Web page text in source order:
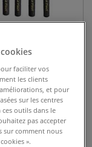
Vinci, Pointe
sabre, série
€
faciliter vos
les clients
et pour
sur les centres
ces outils dans le
pas accepter
sur comment nous
».